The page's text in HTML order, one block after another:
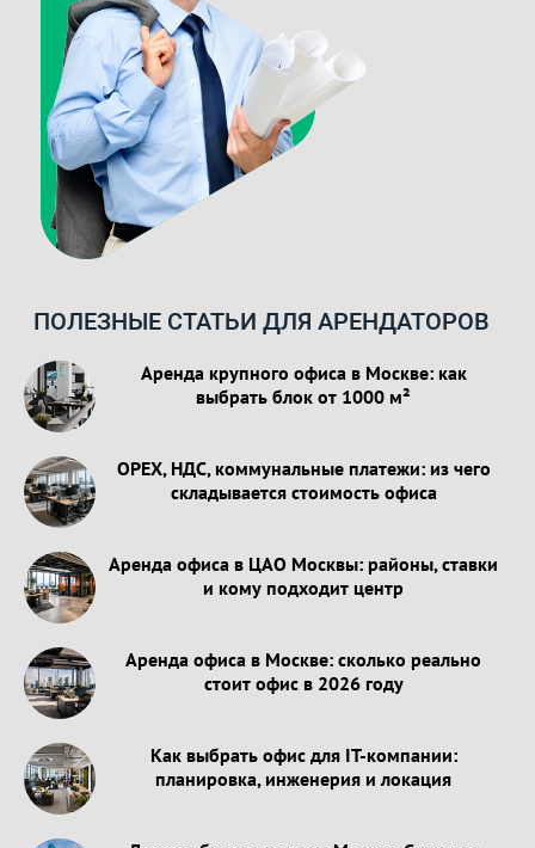
ПОЛЕЗНЫЕ СТАТЬИ ДЛЯ АРЕНДАТОРОВ
Аренда крупного офиса в Москве: как
выбрать блок от 1000 м²
OPEX, НДС, коммунальные платежи: из чего
складывается стоимость офиса
Аренда офиса в ЦАО Москвы: районы, ставки
и кому подходит центр
Аренда офиса в Москве: сколько реально
стоит офис в 2026 году
Как выбрать офис для IT-компании:
планировка, инженерия и локация